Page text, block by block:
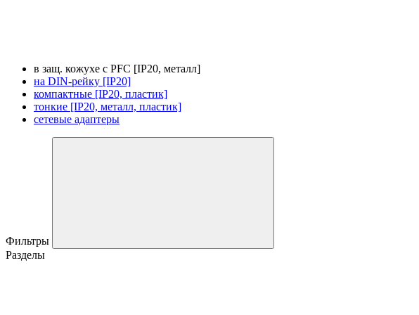
в защ. кожухе с PFC [IP20, металл]
на DIN-рейку [IP20]
компактные [IP20, пластик]
тонкие [IP20, металл, пластик]
сетевые адаптеры
Фильтры
Разделы